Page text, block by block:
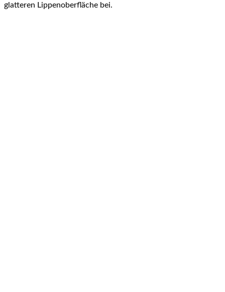
glatteren Lippenoberfläche bei.